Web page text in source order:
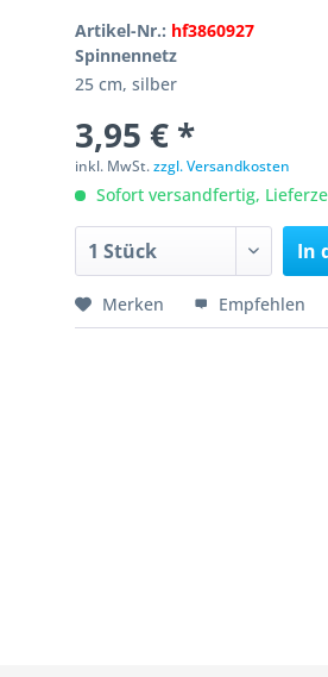
Artikel-Nr.: hf3860927
Spinnennetz
25 cm, silber
3,95 € *
inkl. MwSt.zzgl. Versandkosten
Sofort versandfertig,
In
Merken Empfehlen